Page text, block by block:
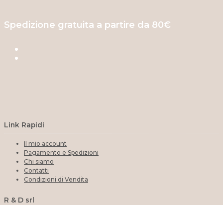
Spedizione gratuita a partire da 80€
Link Rapidi
Il mio account
Pagamento e Spedizioni
Chi siamo
Contatti
Condizioni di Vendita
R & D srl